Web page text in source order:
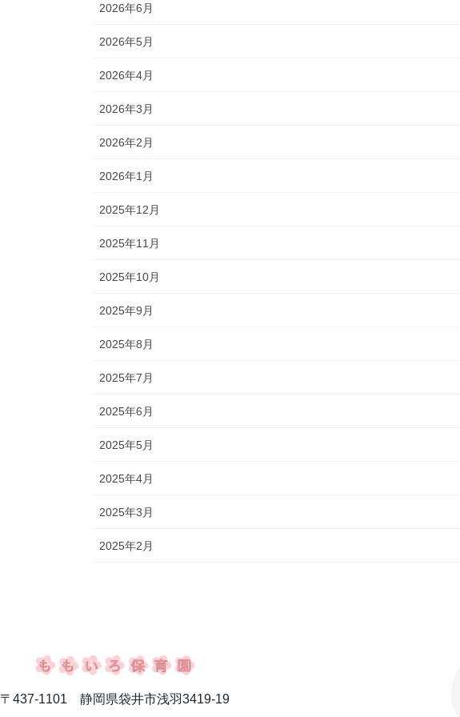
2026年6月
2026年5月
2026年4月
2026年3月
2026年2月
2026年1月
2025年12月
2025年11月
2025年10月
2025年9月
2025年8月
2025年7月
2025年6月
2025年5月
2025年4月
2025年3月
2025年2月
〒437-1101 静岡県袋井市浅羽3419-19